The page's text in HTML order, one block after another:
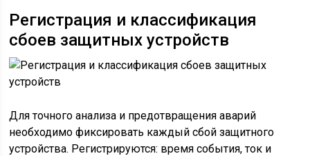
Регистрация и классификация
сбоев защитных устройств
Для точного анализа и предотвращения аварий
необходимо фиксировать каждый сбой защитного
устройства. Регистрируются: время события, ток и